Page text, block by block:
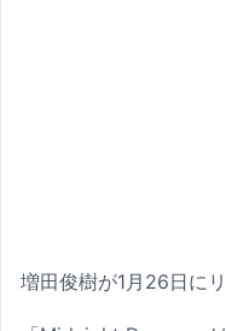
増田俊樹が1月26日に